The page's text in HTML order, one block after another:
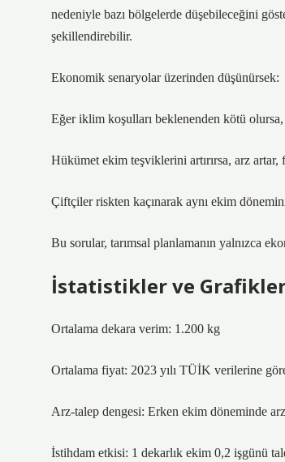
nedeniyle bazı bölgelerde düşebileceğini
şekillendirebilir.
Ekonomik senaryolar üzerinden düşünürsek:
Eğer iklim koşulları beklenenden kötü
Hükümet ekim teşviklerini artırırsa, arz
Çiftçiler riskten kaçınarak aynı ekim
Bu sorular, tarımsal planlamanın yalnızca
İstatistikler ve
Ortalama dekara verim: 1.200 kg
Ortalama fiyat: 2023 yılı TÜİK verilerine
Arz-talep dengesi: Erken ekim döneminde
İstihdam etkisi: 1 dekarlık ekim 0,2 işgünü